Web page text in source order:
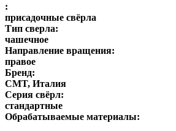
:
присадочные свёрла
Тип сверла:
чашечное
Направление вращения:
правое
Бренд:
CMT, Италия
Серия свёрл:
стандартные
Обрабатываемые материалы: